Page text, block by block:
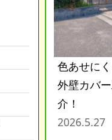
色あせにく
外壁カバ
介！
2026.5.27